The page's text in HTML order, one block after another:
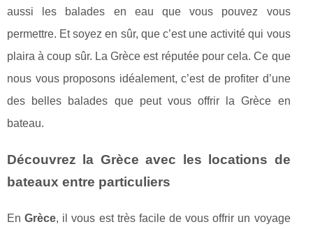
aussi les balades en eau que vous pouvez vous
permettre. Et soyez en sûr, que c’est une activité qui vous
plaira à coup sûr. La Grèce est réputée pour cela. Ce que
nous vous proposons idéalement, c’est de profiter d’une
des belles balades que peut vous offrir la Grèce en
bateau.
Découvrez la Grèce avec les locations de
bateaux entre particuliers
EnGrèce, il vous est très facile de vous offrir un voyage